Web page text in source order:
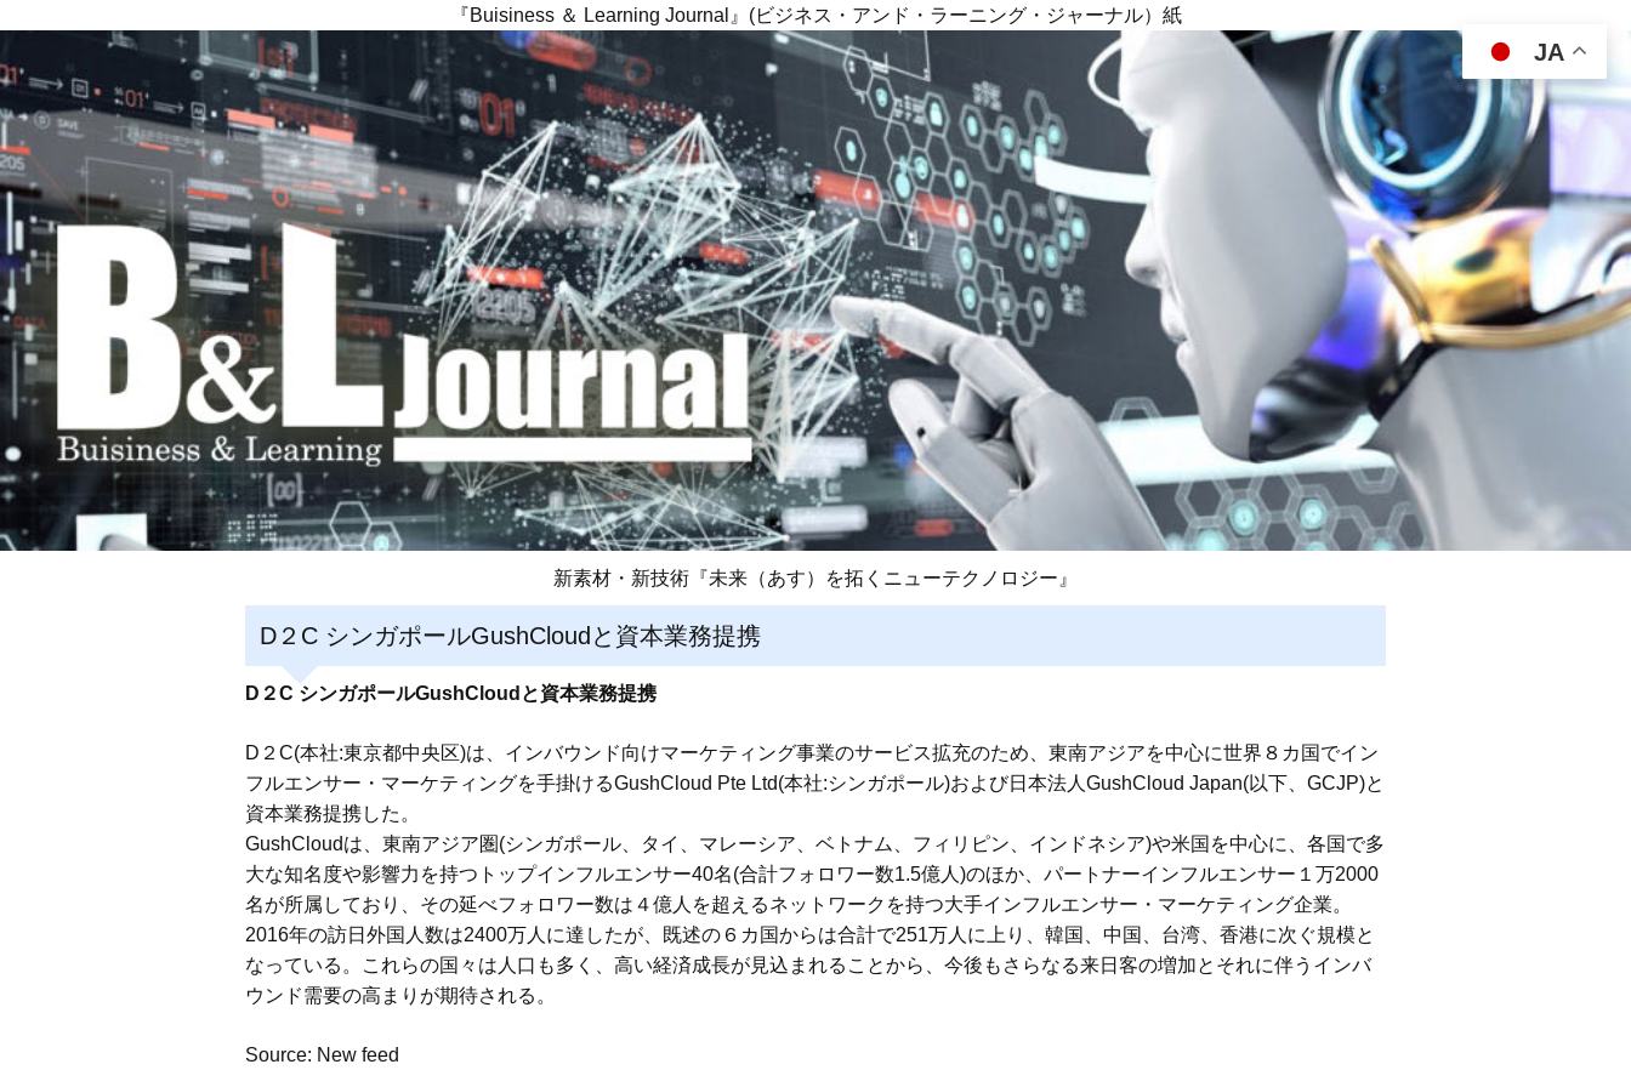
『Buisiness ＆ Learning Journal』(ビジネス・アンド・ラーニング・ジャーナル）紙
新素材・新技術『未来（あす）を拓くニューテクノロジー』
D２C シンガポールGushCloudと資本業務提携
D２C シンガポールGushCloudと資本業務提携
D２C(本社:東京都中央区)は、インバウンド向けマーケティング事業のサービス拡充のため、東南アジアを中心に世界８カ国でイン
フルエンサー・マーケティングを手掛けるGushCloud Pte Ltd(本社:シンガポール)および日本法人GushCloud Japan(以下、GCJP)と
資本業務提携した。
GushCloudは、東南アジア圏(シンガポール、タイ、マレーシア、ベトナム、フィリピン、インドネシア)や米国を中心に、各国で多
大な知名度や影響力を持つトップインフルエンサー40名(合計フォロワー数1.5億人)のほか、パートナーインフルエンサー１万2000
名が所属しており、その延べフォロワー数は４億人を超えるネットワークを持つ大手インフルエンサー・マーケティング企業。
2016年の訪日外国人数は2400万人に達したが、既述の６カ国からは合計で251万人に上り、韓国、中国、台湾、香港に次ぐ規模と
なっている。これらの国々は人口も多く、高い経済成長が見込まれることから、今後もさらなる来日客の増加とそれに伴うインバ
ウンド需要の高まりが期待される。
Source: New feed
JA